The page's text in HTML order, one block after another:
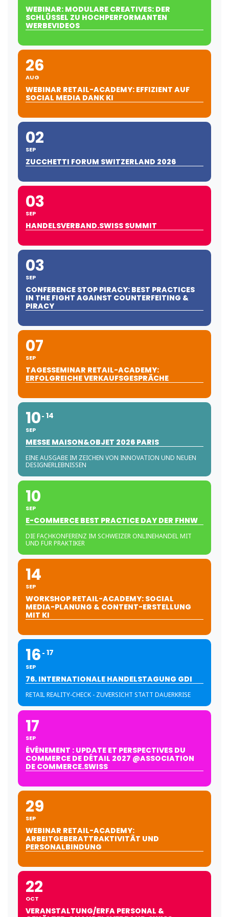
WEBINAR: MODULARE CREATIVES: DER
SCHLÜSSEL ZU HOCHPERFORMANTEN
WERBEVIDEOS
26
AUG
WEBINAR RETAIL-ACADEMY: EFFIZIENT AUF
SOCIAL MEDIA DANK KI
02
SEP
ZUCCHETTI FORUM SWITZERLAND 2026
03
SEP
HANDELSVERBAND.SWISS SUMMIT
03
SEP
CONFERENCE STOP PIRACY: BEST PRACTICES
IN THE FIGHT AGAINST COUNTERFEITING &
PIRACY
07
SEP
TAGESSEMINAR RETAIL-ACADEMY:
ERFOLGREICHE VERKAUFSGESPRÄCHE
10
SEP
14
MESSE MAISON&OBJET 2026 PARIS
EINE AUSGABE IM ZEICHEN VON INNOVATION UND NEUEN
DESIGNERLEBNISSEN
10
SEP
E-COMMERCE BEST PRACTICE DAY DER FHNW
DIE FACHKONFERENZ IM SCHWEIZER ONLINEHANDEL MIT
UND FÜR PRAKTIKER
14
SEP
WORKSHOP RETAIL-ACADEMY: SOCIAL
MEDIA-PLANUNG & CONTENT-ERSTELLUNG
MIT KI
16
SEP
17
76. INTERNATIONALE HANDELSTAGUNG GDI
RETAIL REALITY-CHECK - ZUVERSICHT STATT DAUERKRISE
17
SEP
ÉVÉNEMENT : UPDATE ET PERSPECTIVES DU
COMMERCE DE DÉTAIL 2027 @ASSOCIATION
DE COMMERCE.SWISS
29
SEP
WEBINAR RETAIL-ACADEMY:
ARBEITGEBERATTRAKTIVITÄT UND
PERSONALBINDUNG
22
OCT
VERANSTALTUNG/ERFA PERSONAL &